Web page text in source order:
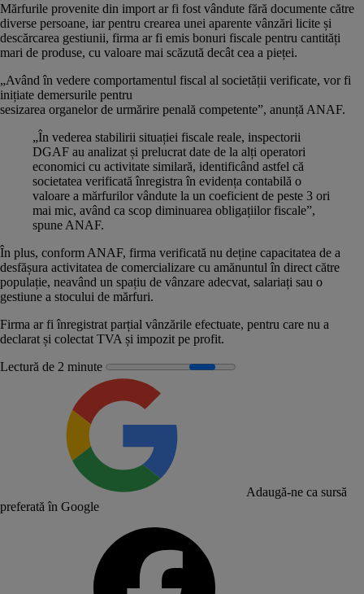
Mărfurile provenite din import ar fi fost vândute fără documente către
diverse persoane, iar pentru crearea unei aparente vânzări licite și
descărcarea gestiunii, firma ar fi emis bonuri fiscale pentru cantități
mari de produse, cu valoare mai scăzută decât cea a pieței.
„Având în vedere comportamentul fiscal al societății verificate, vor fi
inițiate demersurile pentru
sesizarea organelor de urmărire penală competente”, anunță ANAF.
„În vederea stabilirii situației fiscale reale, inspectorii
DGAF au analizat și prelucrat date de la alți operatori
economici cu activitate similară, identificând astfel că
societatea verificată înregistra în evidența contabilă o
valoare a mărfurilor vândute la un coeficient de peste 3 ori
mai mic, având ca scop diminuarea obligațiilor fiscale”,
spune ANAF.
În plus, conform ANAF, firma verificată nu deține capacitatea de a
desfășura activitatea de comercializare cu amănuntul în direct către
populație, neavând un spațiu de vânzare adecvat, salariați sau o
gestiune a stocului de mărfuri.
Firma ar fi înregistrat parțial vânzările efectuate, pentru care nu a
declarat și colectat TVA și impozit pe profit.
Lectură de 2 minute
Adaugă-ne ca sursă
preferată în Google